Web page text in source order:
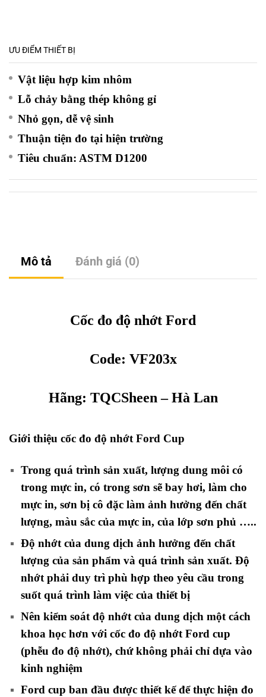
ƯU ĐIỂM THIẾT BỊ
Vật liệu hợp kim nhôm
Lỗ chảy bằng thép không gỉ
Nhỏ gọn, dễ vệ sinh
Thuận tiện đo tại hiện trường
Tiêu chuẩn: ASTM D1200
Mô tả Đánh giá (0)
Cốc đo độ nhớt Ford
Code: VF203x
Hãng: TQCSheen– Hà Lan
Giới thiệu cốc đo độ nhớt Ford Cup
Trong quá trình sản xuất, lượng dung môi có
trong mực in, có trong sơn sẽ bay hơi, làm cho
mực in, sơn bị cô đặc làm ảnh hưởng đến chất
lượng, màu sắc của mực in, của lớp sơn phủ …..
Độ nhớt của dung dịch ảnh hưởng đến chất
lượng của sản phẩm và quá trình sản xuất. Độ
nhớt phải duy trì phù hợp theo yêu cầu trong
suốt quá trình làm việc của thiết bị
Nên kiểm soát độ nhớt của dung dịch một cách
khoa học hơn với cốc đo độ nhớt Ford cup
(phễu đo độ nhớt), chứ không phải chỉ dựa vào
kinh nghiệm
Ford cup ban đầu được thiết kế để thực hiện đo